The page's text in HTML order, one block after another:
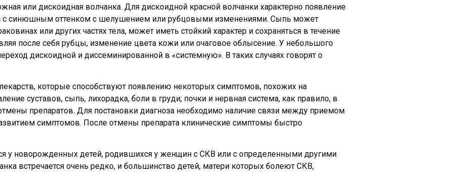
или дискоидная волчанка. Для дискоидной красной волчанки характерно появление
с синюшным оттенком с шелушением или рубцовыми изменениями. Сыпь может
или других частях тела, может иметь стойкий характер и сохраняться в течение
после себя рубцы, изменение цвета кожи или очаговое облысение. У небольшого
дискоидной и диссеминированной в «системную». В таких случаях говорят о
которые способствуют появлению некоторых симптомов, похожих на
суставов, сыпь, лихорадка, боли в груди; почки и нервная система, как правило, в
препаратов. Для постановки диагноза необходимо наличие связи между приемом
симптомов. После отмены препарата клинические симптомы быстро
у новорожденных детей, родившихся у женщин с СКВ или с определенными другими
встречается очень редко, и большинство детей, матери которых болеют СКВ,